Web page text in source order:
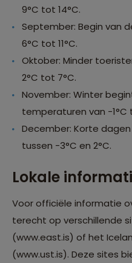
9°C tot 14°C.
September: Begin van
6°C tot 11°C.
Oktober: Minder
2°C tot 7°C.
November: Winter
temperaturen van -1°C
December: Korte
tussen -3°C en 2°C.
Lokale
Voor officiële informatie
terecht op verschillende
(www.east.is) of het
(www.ust.is). Deze sites